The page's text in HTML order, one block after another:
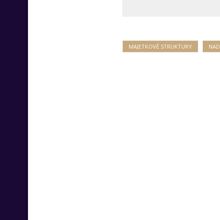
MAJETKOVÉ STRUKTURY